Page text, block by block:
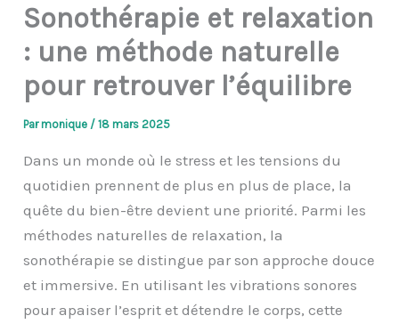
Sonothérapie et relaxation
: une méthode naturelle
pour retrouver l’équilibre
Parmonique /18 mars 2025
Dans un monde où le stress et les tensions du
quotidien prennent de plus en plus de place, la
quête du bien-être devient une priorité. Parmi les
méthodes naturelles de relaxation, la
sonothérapie se distingue par son approche douce
et immersive. En utilisant les vibrations sonores
pour apaiser l’esprit et détendre le corps, cette